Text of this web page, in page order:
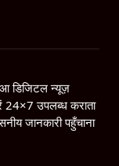
डिजिटल न्यूज़
24×7 उपलब्ध कराता
जानकारी पहुँचाना